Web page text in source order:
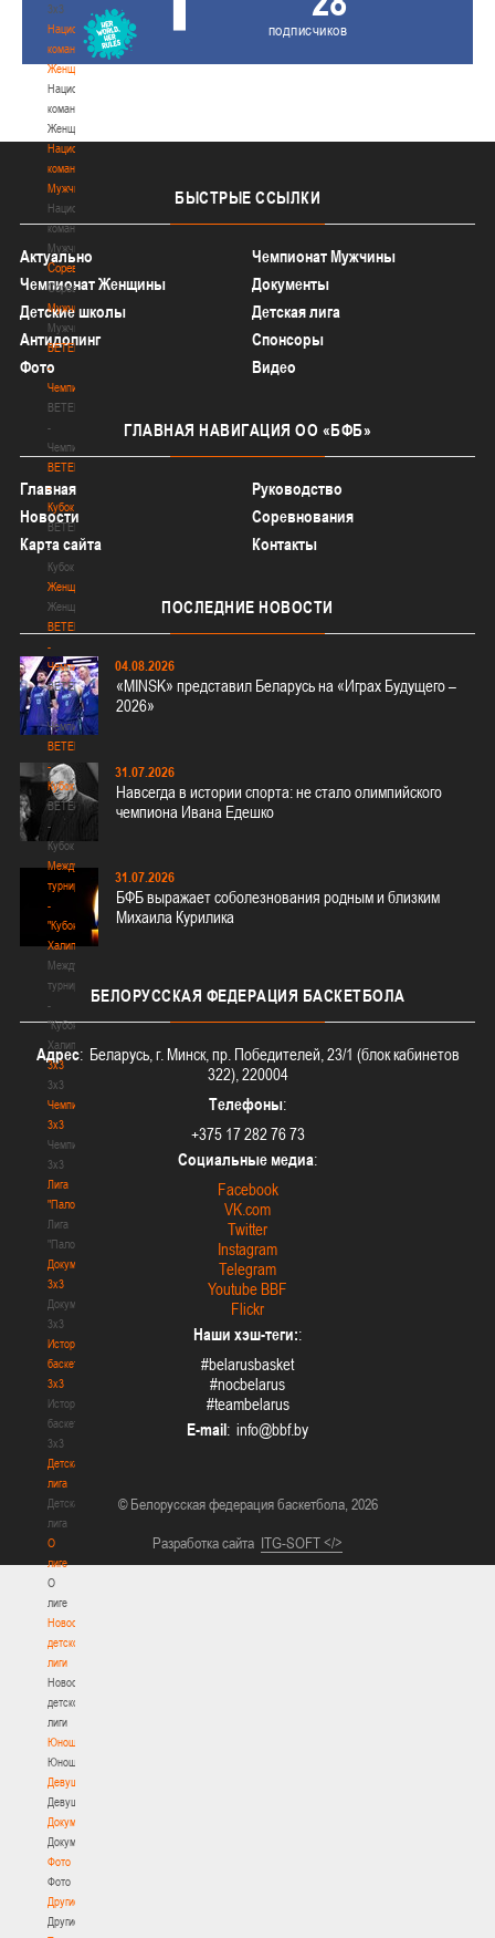
3х3
Национальная
команда.
Женщины
Национальная
команда.
Женщины
Национальная
команда.
Мужчины
Национальная
команда.
Мужчины
Соревнования
Соревнования
Мужчины
Мужчины
BETERA
-
Чемпионат
BETERA
-
Чемпионат
BETERA
-
Кубок
BETERA
-
Кубок
Женщины
Женщины
BETERA
-
Чемпионат
BETERA
-
Чемпионат
BETERA
-
Кубок
BETERA
-
Кубок
Международный
турнир
-
"Кубок
Халипского"
Международный
турнир
-
"Кубок
Халипского"
3x3
3x3
Чемпионат
3х3
Чемпионат
3х3
Лига
"Палова"
Лига
"Палова"
Документы
3х3
Документы
3х3
История
баскетбола
3х3
История
баскетбола
3х3
Детская
лига
Детская
лига
О
лиге
О
лиге
Новости
детской
лиги
Новости
детской
лиги
Юноши
Юноши
Девушки
Девушки
Документы
Документы
Фото
Фото
Другие
Другие
подписчиков
БЫСТРЫЕ ССЫЛКИ
Актуально
Чемпионат Мужчины
Чемпионат Женщины
Документы
Детские школы
Детская лига
Антидопинг
Спонсоры
Фото
Видео
ГЛАВНАЯ НАВИГАЦИЯ ОО «БФБ»
Главная
Руководство
Новости
Соревнования
Карта сайта
Контакты
ПОСЛЕДНИЕ НОВОСТИ
04.08.2026
«MINSK» представил Беларусь на «Играх Будущего –
2026»
31.07.2026
Навсегда в истории спорта: не стало олимпийского
чемпиона Ивана Едешко
31.07.2026
БФБ выражает соболезнования родным и близким
Михаила Курилика
БЕЛОРУССКАЯ ФЕДЕРАЦИЯ БАСКЕТБОЛА
Адрес: Беларусь, г. Минск, пр. Победителей, 23/1 (блок кабинетов
322), 220004
Телефоны:
+375 17 282 76 73
Социальные медиа:
Facebook
VK.com
Twitter
Instagram
Telegram
Youtube BBF
Flickr
Наши хэш-теги::
#belarusbasket
#nocbelarus
#teambelarus
E-mail :
© Белорусская федерация баскетбола, 2026
Разработка сайта ITG-SOFT </>